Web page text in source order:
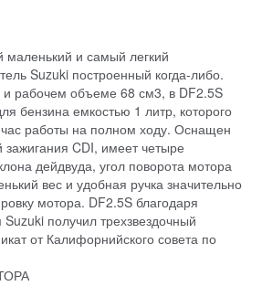
и самый легкий
Suzuki построенный когда-либо.
и рабочем объеме 68 см3, в DF2.5S
бензина емкостью 1 литр, которого
работы на полном ходу. Оснащен
зажигания CDI, имеет четыре
дейдвуда, угол поворота мотора
вес и удобная ручка значительно
мотора. DF2.5S благодаря
получил трехзвездочный
от Калифорнийского совета по